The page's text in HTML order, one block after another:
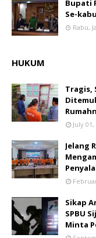
Bupati
Se-
Rabu,
HUKUM
Tragis,
July
Jelang
Sikap
SPBU
Minta